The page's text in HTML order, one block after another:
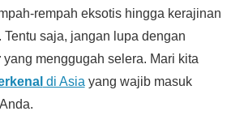
rempah eksotis hingga kerajinan
Tentu saja, jangan lupa dengan
yang menggugah selera. Mari kita
di Asia yang wajib masuk